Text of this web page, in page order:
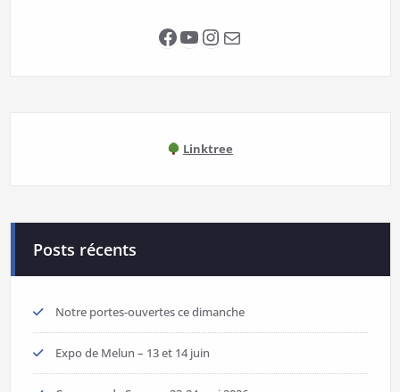
Facebook
YouTube
Instagram
E-mail
Linktree
Posts récents
Notre portes-ouvertes ce dimanche
Expo de Melun – 13 et 14 juin